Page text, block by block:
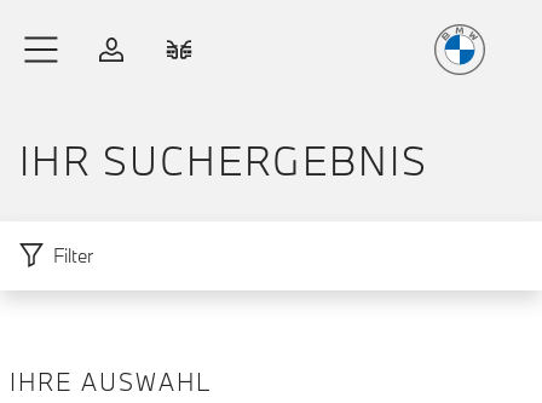
Anmelden
IHR SUCH­ERGEBNIS
Filter
Zu den Ergebnissen springen
IHRE AUSWAHL